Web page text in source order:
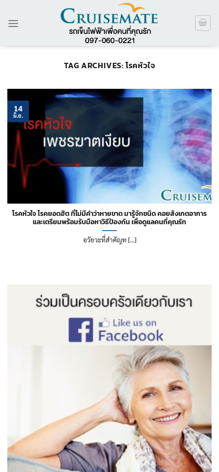
TAG ARCHIVES:โรคหัวใจ
โรคหัวใจ โรคยอดฮิต ที่ไม่มีคำว่าหายขาด มารู้จักชนิด คอยสังเกตอาการ
และเตรียมพร้อมรับมือหาวิธีป้องกัน เพื่อดูแลคนที่คุณรัก
อวัยวะที่สำคัญท [...]
14
มิ.ย.